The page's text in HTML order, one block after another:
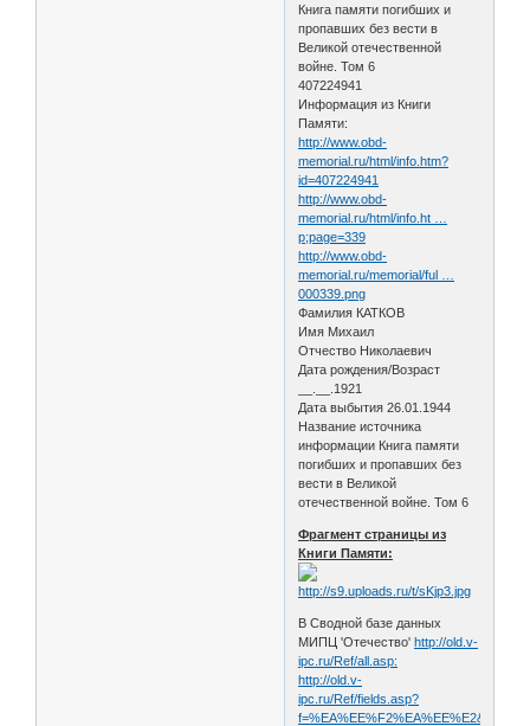
Книга памяти погибших и
пропавших без вести в
Великой отечественной
войне. Том 6
407224941
Информация из Книги
Памяти:
http://www.obd-
memorial.ru/html/info.htm?
id=407224941
http://www.obd-
memorial.ru/html/info.ht …
p;page=339
http://www.obd-
memorial.ru/memorial/ful …
000339.png
Фамилия КАТКОВ
Имя Михаил
Отчество Николаевич
Дата рождения/Возраст
__.__.1921
Дата выбытия 26.01.1944
Название источника
информации Книга памяти
погибших и пропавших без
вести в Великой
отечественной войне. Том 6
Фрагмент страницы из
Книги Памяти:
В Сводной базе данных
МИПЦ 'Отечество'http://old.v-
ipc.ru/Ref/all.asp:
http://old.v-
ipc.ru/Ref/fields.asp?